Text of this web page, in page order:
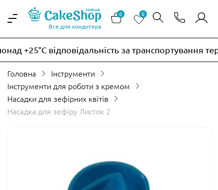
Все для кондитера
0 0
+25°C відповідальність за транспортування
Головна
Інструменти
Інструменти для роботи з кремом
Насадки для зефірних квітів
Насадка для зефіру Листок 2